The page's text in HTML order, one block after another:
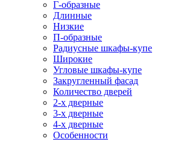
Г-образные
Длинные
Низкие
П-образные
Радиусные шкафы-купе
Широкие
Угловые шкафы-купе
Закругленный фасад
Количество дверей
2-х дверные
3-х дверные
4-х дверные
Особенности